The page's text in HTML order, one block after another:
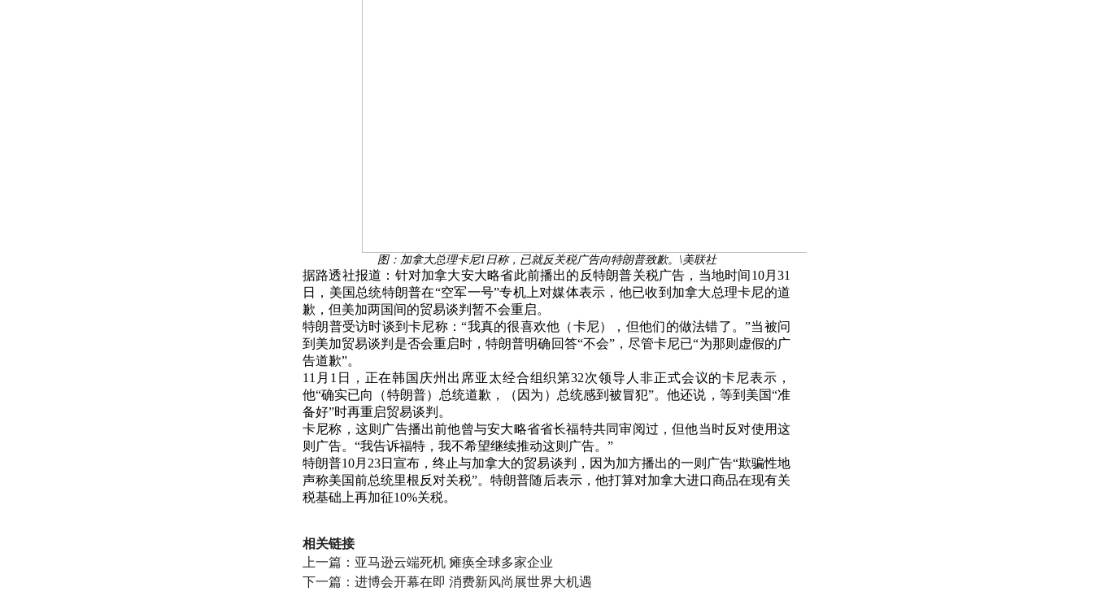
图：加拿大总理卡尼1日称，已就反关税广告向特朗普致歉。\美联社
据路透社报道：针对加拿大安大略省此前播出的反特朗普关税广告，当地时间10月31
日，美国总统特朗普在“空军一号”专机上对媒体表示，他已收到加拿大总理卡尼的道
歉，但美加两国间的贸易谈判暂不会重启。
特朗普受访时谈到卡尼称：“我真的很喜欢他（卡尼），但他们的做法错了。”当被问
到美加贸易谈判是否会重启时，特朗普明确回答“不会”，尽管卡尼已“为那则虚假的广
告道歉”。
11月1日，正在韩国庆州出席亚太经合组织第32次领导人非正式会议的卡尼表示，
他“确实已向（特朗普）总统道歉，（因为）总统感到被冒犯”。他还说，等到美国“准
备好”时再重启贸易谈判。
卡尼称，这则广告播出前他曾与安大略省省长福特共同审阅过，但他当时反对使用这
则广告。“我告诉福特，我不希望继续推动这则广告。”
特朗普10月23日宣布，终止与加拿大的贸易谈判，因为加方播出的一则广告“欺骗性地
声称美国前总统里根反对关税”。特朗普随后表示，他打算对加拿大进口商品在现有关
税基础上再加征10%关税。
相关链接
上一篇： 亚马逊云端死机 瘫痪全球多家企业
下一篇： 进博会开幕在即 消费新风尚展世界大机遇